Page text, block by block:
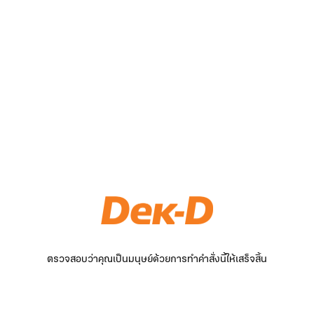
ตรวจสอบว่าคุณเป็นมนุษย์ด้วยการทำคำสั่งนี้ให้เสร็จสิ้น